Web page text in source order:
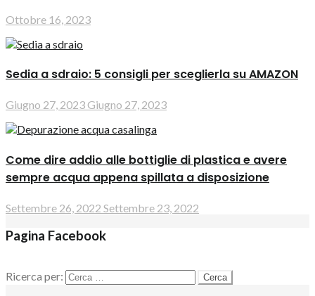
Ottobre 16, 2023
Sedia a sdraio: 5 consigli per sceglierla su AMAZON
Giugno 27, 2023Giugno 27, 2023
Come dire addio alle bottiglie di plastica e avere
sempre acqua appena spillata a disposizione
Settembre 26, 2022 Settembre 23, 2022
Pagina Facebook
Ricerca per: